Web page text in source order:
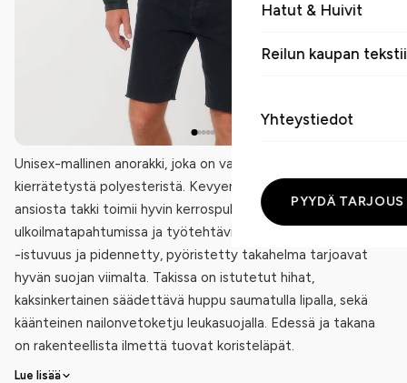
Hatut & Huivit
Reilun kaupan
Yhteystiedot
PYYDÄ TARJOUS
Unisex-mallinen anorakki, joka on valmistettu 100 %
kierrätetystä polyesteristä. Kevyen (75 g/m²) kankaan
ansiosta takki toimii hyvin kerrospukeutumisessa
ulkoilmatapahtumissa ja työtehtävissä. Normaali Medium Fit
-istuvuus ja pidennetty, pyöristetty takahelma tarjoavat
hyvän suojan viimalta. Takissa on istutetut hihat,
kaksinkertainen säädettävä huppu saumatulla lipalla, sekä
käänteinen nailonvetoketju leukasuojalla. Edessä ja takana
on rakenteellista ilmettä tuovat koristeläpät.
Lue lisää